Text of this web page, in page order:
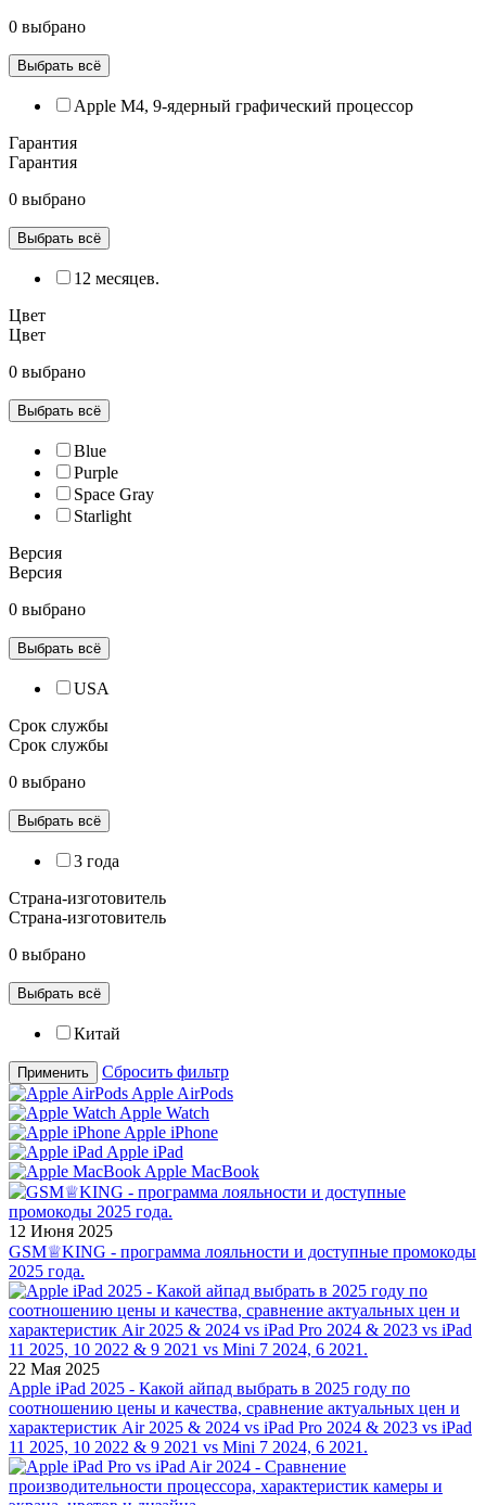
0 выбрано
Выбрать всё
Apple M4, 9‑ядерный графический процессор
Гарантия
Гарантия
0 выбрано
Выбрать всё
12 месяцев.
Цвет
Цвет
0 выбрано
Выбрать всё
Blue
Purple
Space Gray
Starlight
Версия
Версия
0 выбрано
Выбрать всё
USA
Срок службы
Срок службы
0 выбрано
Выбрать всё
3 года
Страна-изготовитель
Страна-изготовитель
0 выбрано
Выбрать всё
Китай
Применить
Сбросить фильтр
Apple AirPods
Apple Watch
Apple iPhone
Apple iPad
Apple MacBook
12 Июня 2025
GSM♕KING - программа лояльности и доступные промокоды
2025 года.
22 Мая 2025
Apple iPad 2025 - Какой айпад выбрать в 2025 году по
соотношению цены и качества, сравнение актуальных цен и
характеристик Air 2025 & 2024 vs iPad Pro 2024 & 2023 vs iPad
11 2025, 10 2022 & 9 2021 vs Mini 7 2024, 6 2021.